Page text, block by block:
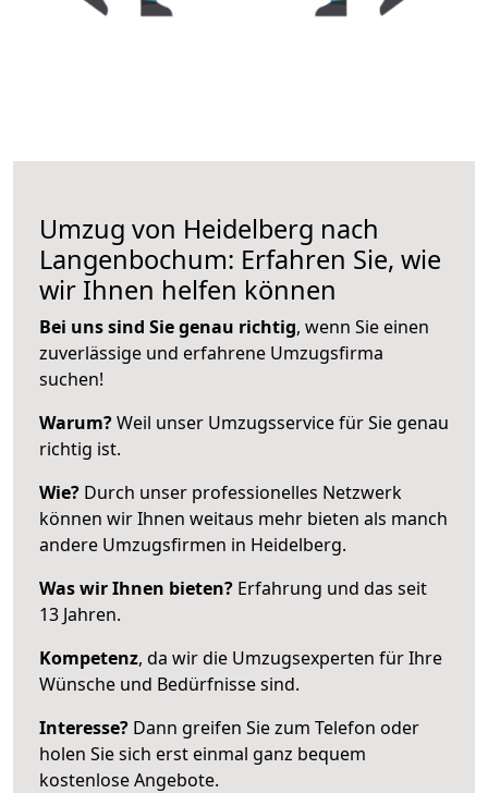
Umzug von Heidelberg nach
Langenbochum: Erfahren Sie, wie
wir Ihnen helfen können
Bei uns sind Sie genau richtig, wenn Sie einen
zuverlässige und erfahrene Umzugsfirma
suchen!
Warum?Weil unser Umzugsservice für Sie genau
richtig ist.
Wie? Durch unser professionelles Netzwerk
können wir Ihnen weitaus mehr bieten als manch
andere Umzugsfirmen in Heidelberg.
Was wir Ihnen bieten? Erfahrung und das seit
13 Jahren.
Kompetenz, da wir die Umzugsexperten für Ihre
Wünsche und Bedürfnisse sind.
Interesse? Dann greifen Sie zum Telefon oder
holen Sie sich erst einmal ganz bequem
kostenlose Angebote.